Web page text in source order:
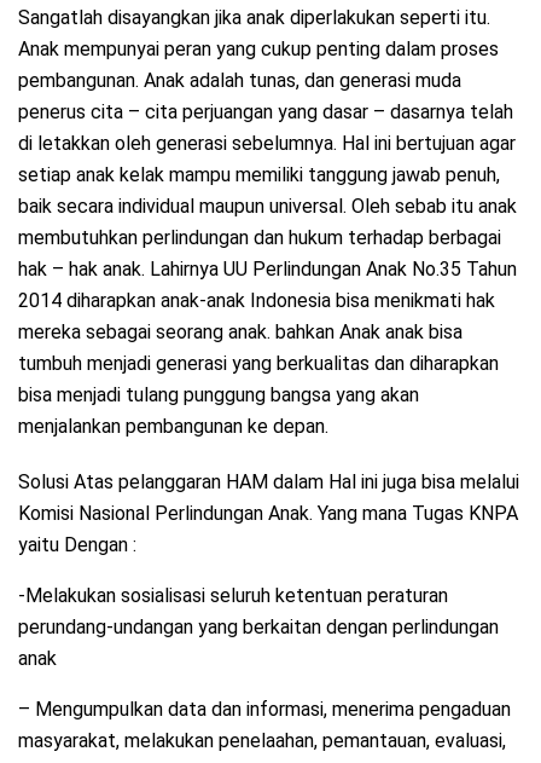
Sangatlah disayangkan jika anak diperlakukan seperti itu.
Anak mempunyai peran yang cukup penting dalam proses
pembangunan. Anak adalah tunas, dan generasi muda
penerus cita – cita perjuangan yang dasar – dasarnya telah
di letakkan oleh generasi sebelumnya. Hal ini bertujuan agar
setiap anak kelak mampu memiliki tanggung jawab penuh,
baik secara individual maupun universal. Oleh sebab itu anak
membutuhkan perlindungan dan hukum terhadap berbagai
hak – hak anak. Lahirnya UU Perlindungan Anak No.35 Tahun
2014 diharapkan anak-anak Indonesia bisa menikmati hak
mereka sebagai seorang anak. bahkan Anak anak bisa
tumbuh menjadi generasi yang berkualitas dan diharapkan
bisa menjadi tulang punggung bangsa yang akan
menjalankan pembangunan ke depan.
Solusi Atas pelanggaran HAM dalam Hal ini juga bisa melalui
Komisi Nasional Perlindungan Anak. Yang mana Tugas KNPA
yaitu Dengan :
-Melakukan sosialisasi seluruh ketentuan peraturan
perundang-undangan yang berkaitan dengan perlindungan
anak
– Mengumpulkan data dan informasi, menerima pengaduan
masyarakat, melakukan penelaahan, pemantauan, evaluasi,